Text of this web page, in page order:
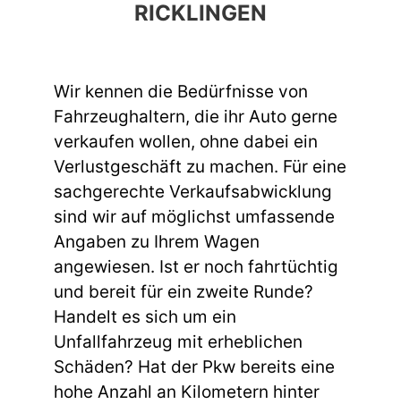
RICKLINGEN
Wir kennen die Bedürfnisse von
Fahrzeughaltern, die ihr Auto gerne
verkaufen wollen, ohne dabei ein
Verlustgeschäft zu machen. Für eine
sachgerechte Verkaufsabwicklung
sind wir auf möglichst umfassende
Angaben zu Ihrem Wagen
angewiesen. Ist er noch fahrtüchtig
und bereit für ein zweite Runde?
Handelt es sich um ein
Unfallfahrzeug mit erheblichen
Schäden? Hat der Pkw bereits eine
hohe Anzahl an Kilometern hinter